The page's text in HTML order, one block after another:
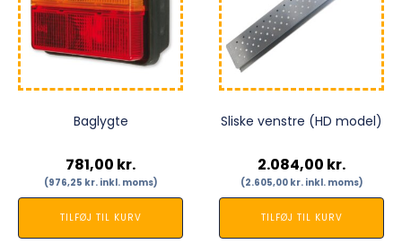
Baglygte
781,00 kr.
(976,25 kr.inkl. moms)
TILFØJ TIL KURV
Sliske venstre (HD model)
2.084,00 kr.
(2.605,00 kr.inkl. moms)
TILFØJ TIL KURV